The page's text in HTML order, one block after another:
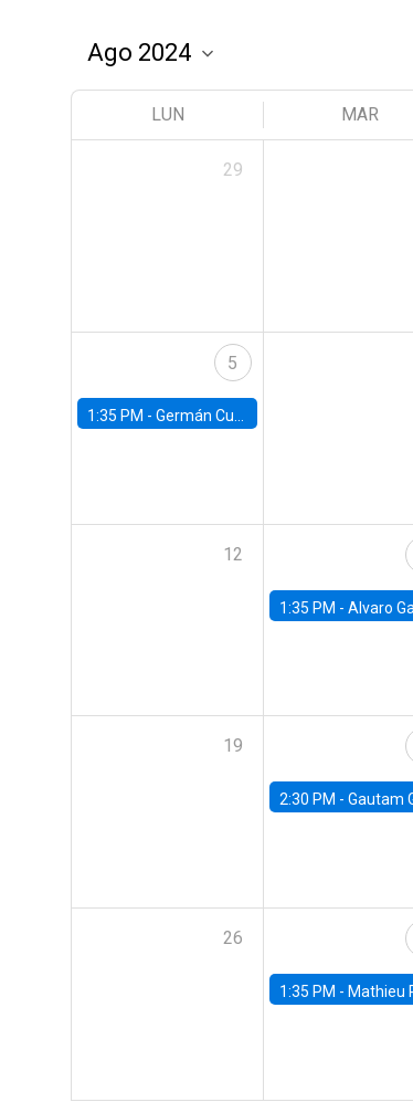
LUN MAR
29
5
1:35 PM - Germán Cubas, University of Houston
12
1:35 PM - Alvaro Garcia-Marin, Universidad de
19
2:30 PM - Gautam Gowrisankaran, Columbia
26
1:35 PM - Mathieu